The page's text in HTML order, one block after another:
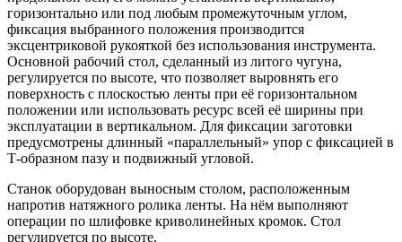
горизонтально или под любым промежуточным углом,
фиксация выбранного положения производится
эксцентриковой рукояткой без использования инструмента.
Основной рабочий стол, сделанный из литого чугуна,
регулируется по высоте, что позволяет выровнять его
поверхность с плоскостью ленты при её горизонтальном
положении или использовать ресурс всей её ширины при
эксплуатации в вертикальном. Для фиксации заготовки
предусмотрены длинный «параллельный» упор с фиксацией в
Т-образном пазу и подвижный угловой.
Станок оборудован выносным столом, расположенным
напротив натяжного ролика ленты. На нём выполняют
операции по шлифовке криволинейных кромок. Стол
регулируется по высоте.